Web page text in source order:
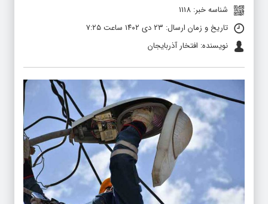
شناسه خبر: 1118
تاریخ و زمان ارسال: ۲۳ دی ۱۴۰۲ ساعت ۷:۲۵
نویسنده: افتخار آذربایجان